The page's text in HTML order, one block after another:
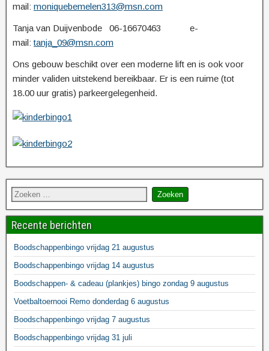
mail: moniquebemelen313@msn.com
Tanja van Duijvenbode 06-16670463 e-
mail:tanja_09@msn.com
Ons gebouw beschikt over een moderne lift en is ook voor
minder validen uitstekend bereikbaar. Er is een ruime (tot
18.00 uur gratis) parkeergelegenheid.
Recente berichten
Boodschappenbingo vrijdag 21 augustus
Boodschappenbingo vrijdag 14 augustus
Boodschappen- & cadeau (plankjes) bingo zondag 9 augustus
Voetbaltoernooi Remo donderdag 6 augustus
Boodschappenbingo vrijdag 7 augustus
Boodschappenbingo vrijdag 31 juli